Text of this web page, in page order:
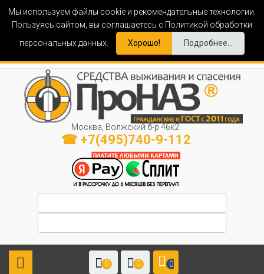
Мы используем файлы cookie и рекомендательные технологии.
Пользуясь сайтом, вы соглашаетесь с Политикой обработки
персональных данных.
Хорошо! Подробнее...
Москва, Волжский б-р 46к2
☎ +7(495)740-9-112
0 0 0